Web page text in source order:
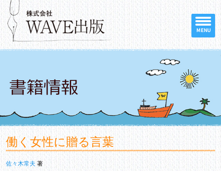
MENU
働く女性に贈る言葉
佐々木常夫 著